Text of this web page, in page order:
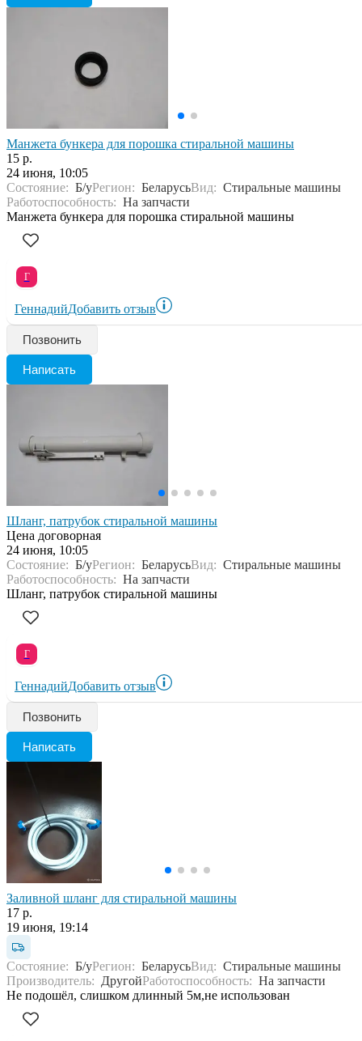
Манжета бункера для порошка стиральной машины
15 р.
24 июня, 10:05
Состояние: Б/уРегион: БеларусьВид: Стиральные машины
Работоспособность: На запчасти
Манжета бункера для порошка стиральной машины
Г
ГеннадийДобавить отзыв
Позвонить
Написать
Шланг, патрубок стиральной машины
Цена договорная
24 июня, 10:05
Состояние: Б/уРегион: БеларусьВид: Стиральные машины
Работоспособность: На запчасти
Шланг, патрубок стиральной машины
Г
ГеннадийДобавить отзыв
Позвонить
Написать
Заливной шланг для стиральной машины
17 р.
19 июня, 19:14
Состояние: Б/уРегион: БеларусьВид: Стиральные машины
Производитель: ДругойРаботоспособность: На запчасти
Не подошёл, слишком длинный 5м,не использован